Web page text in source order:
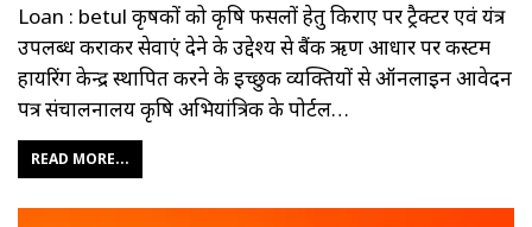
Loan : betul कृषकों को कृषि फसलों हेतु किराए पर ट्रैक्टर एवं यंत्र
उपलब्ध कराकर सेवाएं देने के उद्देश्य से बैंक ऋण आधार पर कस्टम
हायरिंग केन्द्र स्थापित करने के इच्छुक व्यक्तियों से ऑनलाइन आवेदन
पत्र संचालनालय कृषि अभियांत्रिकी के पोर्टल…
READ MORE...